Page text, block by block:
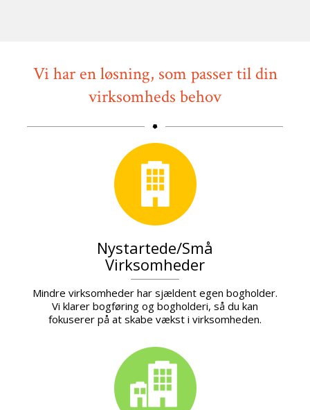
Vi har en løsning, som passer til din
virksomheds behov
Nystartede/små
Virksomheder
Mindre virksomheder har sjældent egen bogholder.
Vi klarer bogføring og bogholderi, så du kan
fokuserer på at skabe vækst i virksomheden.